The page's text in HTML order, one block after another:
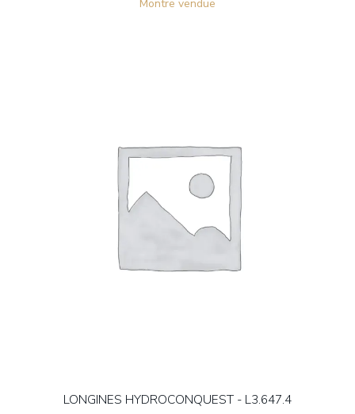
Montre vendue
LONGINES HYDROCONQUEST - L3.647.4